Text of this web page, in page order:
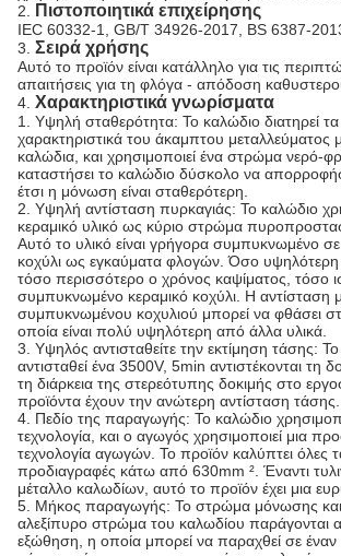
2.
Πιστοποιητικά επιχείρησης
IEC 60332-1, GB/T 34926-2017, BS 6387-
3. Σειρά χρήσης
Αυτό το προϊόν είναι κατάλληλο για τις
απαιτήσεις για τη φλόγα - απόδοση
4. Χαρακτηριστικά γνωρίσματα
1. Υψηλή σταθερότητα: Το καλώδιο διατηρεί
χαρακτηριστικά του άκαμπτου μεταλλεύματος
καλώδια, και χρησιμοποιεί ένα στρώμα νερό-
καταστήσει το καλώδιο δύσκολο να
έτσι η μόνωση είναι σταθερότερη.
2. Υψηλή αντίσταση πυρκαγιάς: Το καλώδιο
κεραμικό υλικό ως κύριο στρώμα
Αυτό το υλικό είναι γρήγορα συμπυκνωμένο σε
κοχύλι ως εγκαύματα φλογών. Όσο υψηλότερη
τόσο περισσότερο ο χρόνος καψίματος, τόσο
συμπυκνωμένο κεραμικό κοχύλι. Η αντίσταση
συμπυκνωμένου κοχυλιού μπορεί να φθάσει
οποία είναι πολύ υψηλότερη από άλλα υλικά.
3. Υψηλός αντισταθείτε την εκτίμηση τάσης:
αντισταθεί ένα 3500V, 5min αντιστέκονται τη
τη διάρκεια της στερεότυπης δοκιμής στο
προϊόντα έχουν την ανώτερη αντίσταση τάσης.
4. Πεδίο της παραγωγής: Το καλώδιο
τεχνολογία, και ο αγωγός χρησιμοποιεί μια
τεχνολογία αγωγών. Το προϊόν καλύπτει όλες
προδιαγραφές κάτω από 630mm ². Έναντι
μέταλλο καλωδίων, αυτό το προϊόν έχει μια
5. Μήκος παραγωγής: Το στρώμα μόνωσης και
αλεξίπυρο στρώμα του καλωδίου παράγονται
εξώθηση, η οποία μπορεί να παραχθεί σε έναν